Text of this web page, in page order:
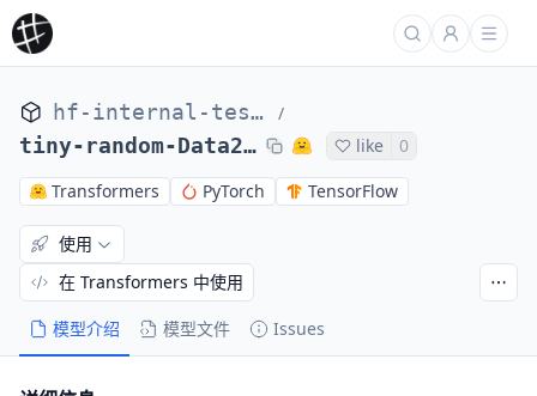
hf-internal-testing /
tiny-random-Data2VecVisionForSemanticSegmentation like
0
Transformers
PyTorch TensorFlow
模型介绍 模型文件 Issues
使用
在 Transformers 中使用